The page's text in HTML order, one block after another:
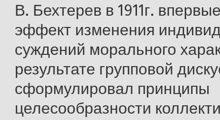
В. Бехтерев в 1911г.
эффект изменения
суждений морального
результате групповой
сформулировал принципы
целесообразности